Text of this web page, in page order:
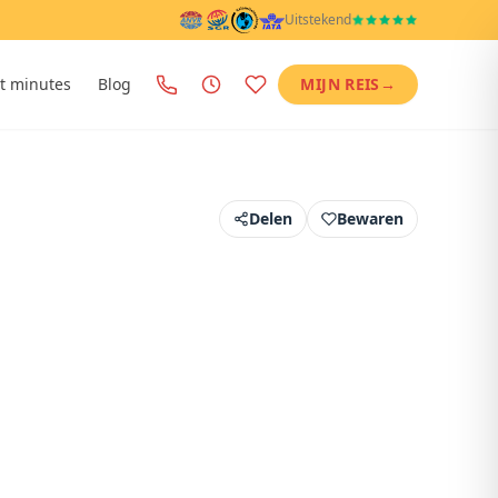
Uitstekend
minutes Blog MIJN REIS →
Delen Bewaren